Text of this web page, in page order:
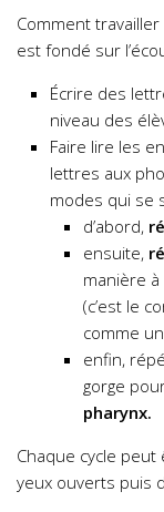
Comment
est fondé sur
Écrire des
niveau des
Faire lire les
lettres aux
modes qui se
d’abord,
ensuite,
manière
(c’est le
comme
enfin,
gorge
pharynx.
Chaque cycle
yeux ouverts puis